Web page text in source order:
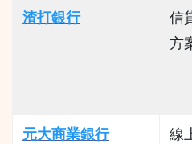
渣打銀行
信
方
元大商業銀行 線